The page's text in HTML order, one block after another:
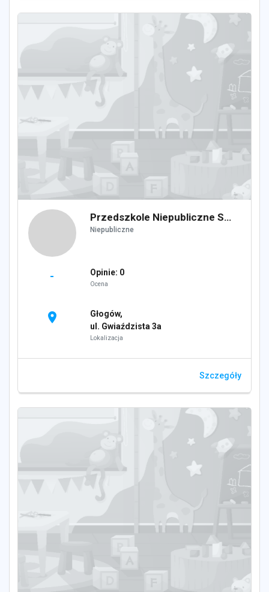
Przedszkole Niepubliczne SŁONECZKO
Niepubliczne
- Opinie: 0
Ocena
location_on
Głogów,
ul. Gwiaździsta 3a
Lokalizacja
Szczegóły